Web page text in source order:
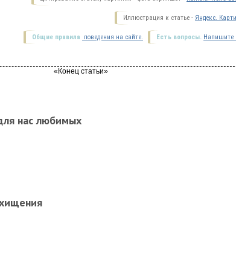
Иллюстрация к статье - Яндекс.
Есть вопросы. Напишите
Общие правила поведения на сайте.
нас любимых